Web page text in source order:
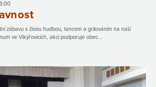
zábavu s živou hudbou, tancem a grilováním na naší
ve Vikýřovicích, akci podporuje obec...